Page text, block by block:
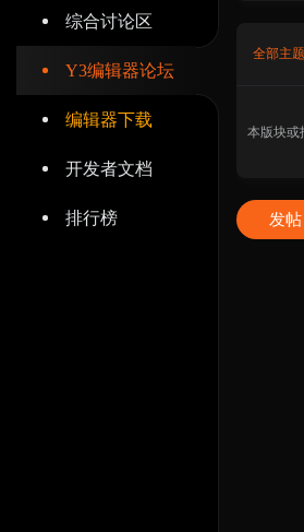
综合讨论区
Y3编辑器论坛
编辑器下载
开发者文档
排行榜
全部主题
本版块或
发帖